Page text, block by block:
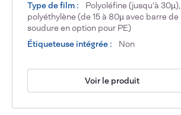
Type de film :
Polyoléfine (jusqu'à 30µ),
polyéthylène (de 15 à 80µ avec barre de
soudure en option pour PE)
Étiqueteuse intégrée :
Non
Voir le produit